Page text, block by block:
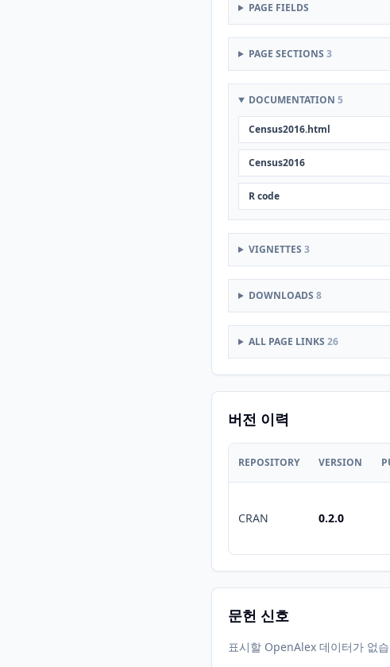
PAGE FIELDS
PAGE SECTIONS 3
DOCUMENTATION 5
Census2016.html
Census2016
R code
VIGNETTES 3
DOWNLOADS 8
ALL PAGE LINKS 26
버전 이력
REPOSITORY VERSION
CRAN 0.2.0
문헌 신호
표시할 OpenAlex 데이터가 없